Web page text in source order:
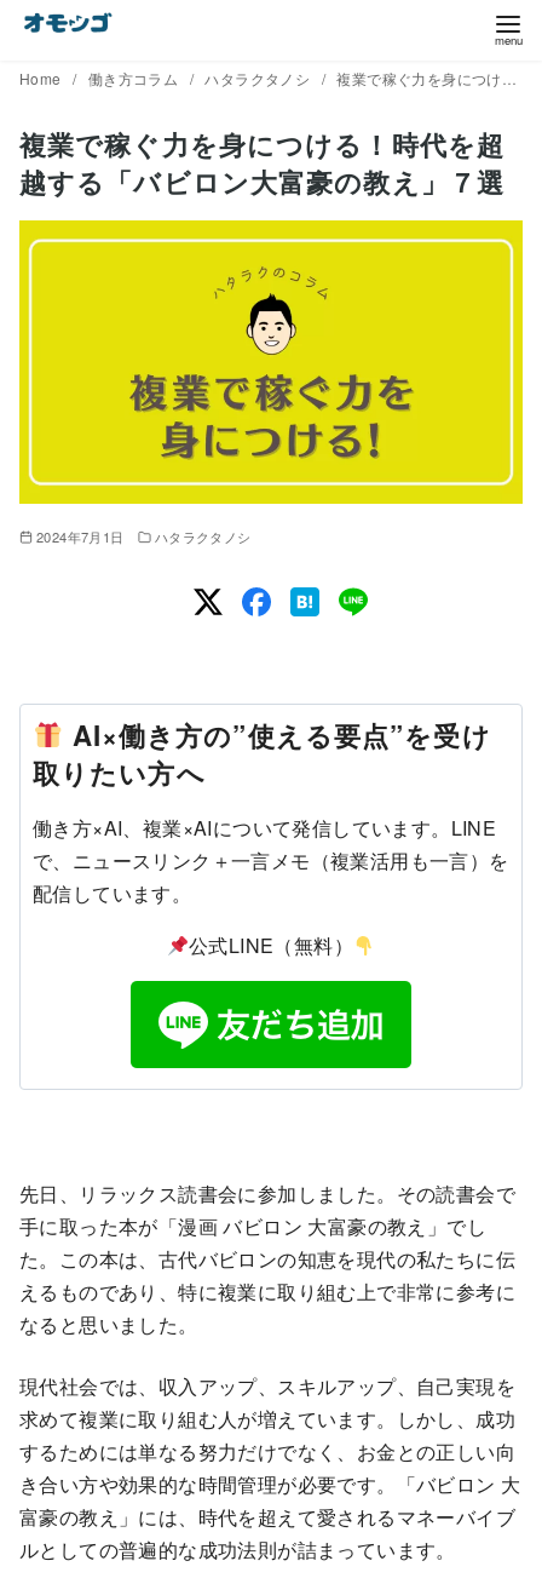
ツ
Home 働き方コラム ハタラクタノシ 複業で稼ぐ力を身につける！時代を超越する「バビロン大富豪の教え」７選
複業で稼ぐ力を身につける！時代を超
越する「バビロン大富豪の教え」７選
2024年7月1日 ハタラクタノシ
AI×働き方の”使える要点”を受け
取りたい方へ
働き方×AI、複業×AIについて発信しています。LINE
で、ニュースリンク＋一言メモ（複業活用も一言）を
配信しています。
公式LINE（無料）
先日、リラックス読書会に参加しました。その読書会で
手に取った本が「漫画 バビロン 大富豪の教え」でし
た。この本は、古代バビロンの知恵を現代の私たちに伝
えるものであり、特に複業に取り組む上で非常に参考に
なると思いました。
現代社会では、収入アップ、スキルアップ、自己実現を
求めて複業に取り組む人が増えています。しかし、成功
するためには単なる努力だけでなく、お金との正しい向
き合い方や効果的な時間管理が必要です。「バビロン 大
富豪の教え」には、時代を超えて愛されるマネーバイブ
ルとしての普遍的な成功法則が詰まっています。